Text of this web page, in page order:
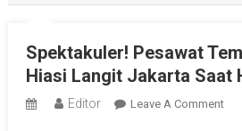
Spektakuler! Pesawat
Hiasi Langit Jakarta Saat
Editor Leave A CommentOn